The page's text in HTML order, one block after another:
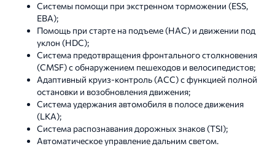
Системы помощи при экстренном торможении (ESS,
EBA);
Помощь при старте на подъеме (HAC) и движении под
уклон (HDC);
Система предотвращения фронтального столкновения
(CMSF) с обнаружением пешеходов и велосипедистов;
Адаптивный круиз-контроль (ACC) с функцией полной
остановки и возобновления движения;
Система удержания автомобиля в полосе движения
(LKA);
Система распознавания дорожных знаков (TSI);
Автоматическое управление дальним светом.